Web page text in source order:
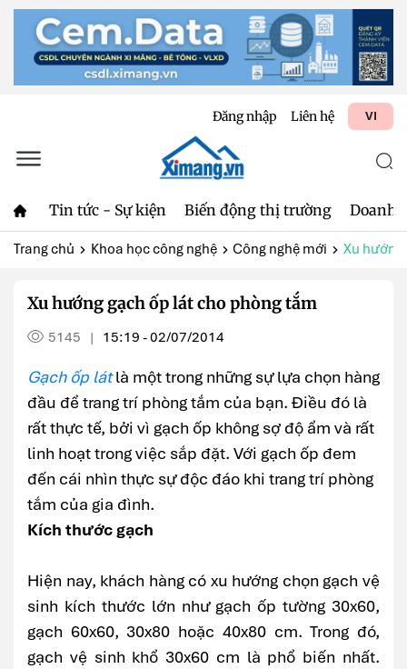
Đăng nhập Liên hệ VI
Tin tức - Sự kiện Biến động thị trường Doanh
Trang chủ Khoa học công nghệ Công nghệ mới Xu
Xu hướng gạch ốp lát cho phòng tắm
5145 | 15:19 - 02/07/2014
Gạch ốp látlà một trong những sự lựa chọn hàng
đầu để trang trí phòng tắm của bạn. Điều đó là
rất thực tế, bởi vì gạch ốp không sợ độ ẩm và rất
linh hoạt trong việc sắp đặt. Với gạch ốp đem
đến cái nhìn thực sự độc đáo khi trang trí phòng
tắm của gia đình.
Kích thước gạch
Hiện nay, khách hàng có xu hướng chọn gạch vệ
sinh kích thước lớn như gạch ốp tường 30x60,
gạch 60x60, 30x80 hoặc 40x80 cm. Trong đó,
gạch vệ sinh khổ 30x60 cm là phổ biến nhất.